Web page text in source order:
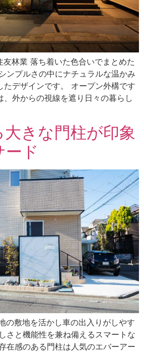
林業 落ち着いた色合いでまとめた
ンプルさの中にナチュラルな温かみ
たデザインです。 オープン外構です
、外からの視線を遮り日々の暮らし
きな門柱が印象
ード
の敷地を活かし車の出入りがしやす
さと機能性を兼ね備えるスマートな
在感のある門柱は人気のエバーアー